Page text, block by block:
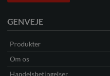
GENVEJE
Produkter
Om os
Handelsbetingelser